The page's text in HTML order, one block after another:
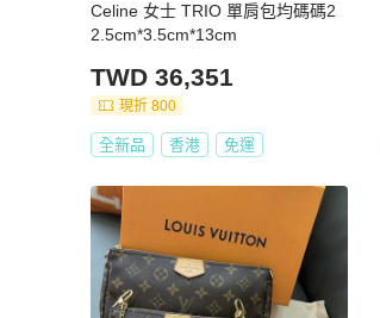
Celine 女士 TRIO 單肩包均碼碼2
2.5cm*3.5cm*13cm
TWD 36,351
現折 800
全新品 香港 免運